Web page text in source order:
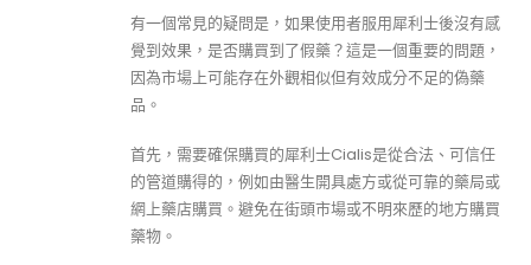
有一個常見的疑問是，如果使用者服用犀利士後沒有感
覺到效果，是否購買到了假藥？這是一個重要的問題，
因為市場上可能存在外觀相似但有效成分不足的偽藥
品。
首先，需要確保購買的犀利士Cialis是從合法、可信任
的管道購得的，例如由醫生開具處方或從可靠的藥局或
網上藥店購買。避免在街頭市場或不明來歷的地方購買
藥物。